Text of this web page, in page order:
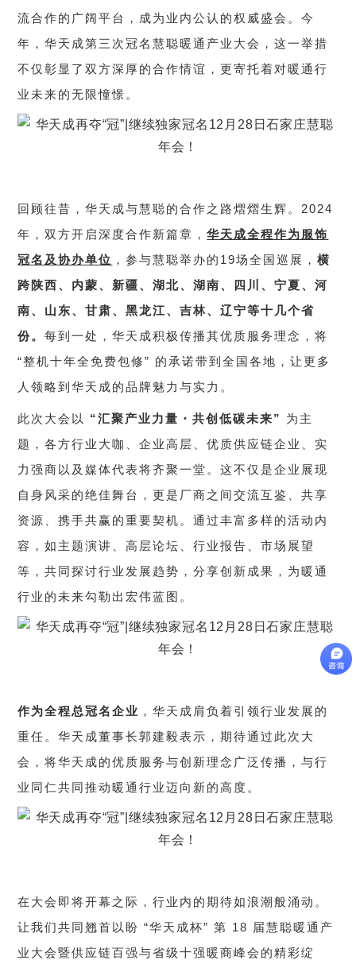
流合作的广阔平台，成为业内公认的权威盛会。今
年，华天成第三次冠名慧聪暖通产业大会，这一举措
不仅彰显了双方深厚的合作情谊，更寄托着对暖通行
业未来的无限憧憬。
回顾往昔，华天成与慧聪的合作之路熠熠生辉。2024
年，双方开启深度合作新篇章，华天成全程作为服饰
冠名及协办单位 ，参与慧聪举办的19场全国巡展，横
跨陕西、内蒙、新疆、湖北、湖南、四川、宁夏、河
南、山东、甘肃、黑龙江、吉林、辽宁等十几个省
份。每到一处，华天成积极传播其优质服务理念，将
“整机十年全免费包修” 的承诺带到全国各地，让更多
人领略到华天成的品牌魅力与实力。
此次大会以 “汇聚产业力量・共创低碳未来” 为主
题，各方行业大咖、企业高层、优质供应链企业、实
力强商以及媒体代表将齐聚一堂。这不仅是企业展现
自身风采的绝佳舞台，更是厂商之间交流互鉴、共享
资源、携手共赢的重要契机。通过丰富多样的活动内
容，如主题演讲、高层论坛、行业报告、市场展望
等，共同探讨行业发展趋势，分享创新成果，为暖通
行业的未来勾勒出宏伟蓝图。
作为全程总冠名企业 ，华天成肩负着引领行业发展的
重任。华天成董事长郭建毅表示，期待通过此次大
会，将华天成的优质服务与创新理念广泛传播，与行
业同仁共同推动暖通行业迈向新的高度。
在大会即将开幕之际，行业内的期待如浪潮般涌动。
让我们共同翘首以盼 “华天成杯” 第 18 届慧聪暖通产
业大会暨供应链百强与省级十强暖商峰会的精彩绽